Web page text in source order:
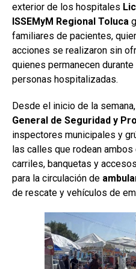
exterior de los hospitales
ISSEMyM Regional Toluca
familiares de pacientes,
acciones se realizaron sin
quienes permanecen
personas hospitalizadas.
Desde el inicio de la
General de Seguridad y
inspectores municipales y
las calles que rodean
carriles, banquetas y
para la circulación de
de rescate y vehículos de